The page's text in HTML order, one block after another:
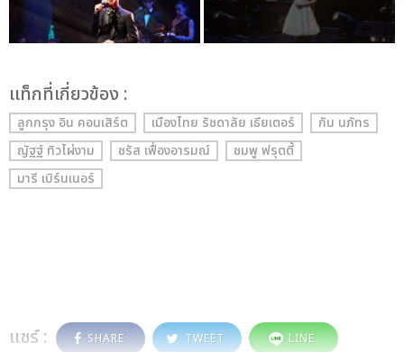
เเท็กที่เกี่ยวข้อง :
ลูกกรุง อิน คอนเสิร์ต เมืองไทย รัชดาลัย เธียเตอร์
กัน นภัทร
ญัฐฐ์ ทิวไผ่งาม
ชรัส เฟื่องอารมณ์
ชมพู ฟรุตตี้
มารี เบิร์นเนอร์
แชร์ : SHARE TWEET LINE